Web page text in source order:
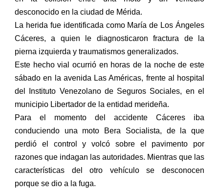
desconocido en la ciudad de Mérida.
La herida fue identificada como María de Los Ángeles
Cáceres, a quien le diagnosticaron fractura de la
pierna izquierda y traumatismos generalizados.
Este hecho vial ocurrió en horas de la noche de este
sábado en la avenida Las Américas, frente al hospital
del Instituto Venezolano de Seguros Sociales, en el
municipio Libertador de la entidad merideña.
Para el momento del accidente Cáceres iba
conduciendo una moto Bera Socialista, de la que
perdió el control y volcó sobre el pavimento por
razones que indagan las autoridades. Mientras que las
características del otro vehículo se desconocen
porque se dio a la fuga.